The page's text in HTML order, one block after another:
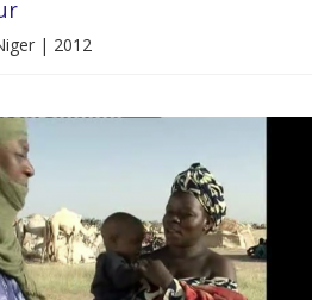
| 2012